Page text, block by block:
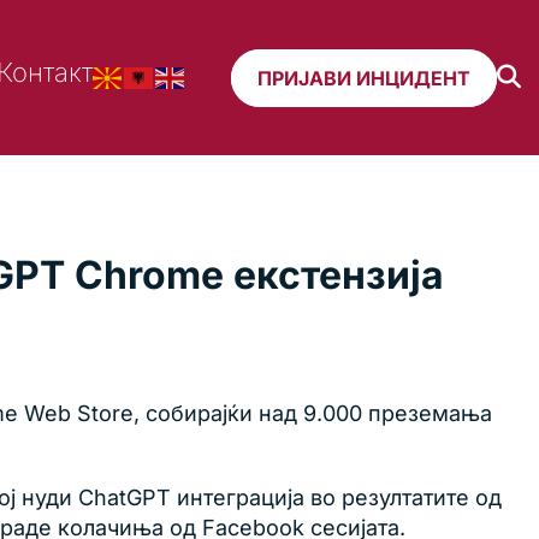
ПРИЈАВИ ИНЦИДЕНТ
Chrome екстензија
Web Store, собирајќи над 9.000 преземања
нуди ChatGPT интеграција во резултатите од
колачиња од Facebook сесијата.